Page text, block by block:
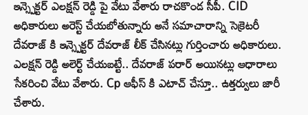
ఇన్స్పెక్టర్ ఎలక్షన్ రెడ్డి పై వేటు వేశారు రాచకొండ సీపీ. CID
అధికారులు అరెస్ట్ చేయబోతున్నారు అనే సమాచారాన్ని సెక్రెటరీ
దేవరాజ్ కి ఇన్స్పెక్టర్ దేవరాజ్ లీక్ చేసినట్లు గుర్తించారు అధికారులు.
ఎలక్షన్ రెడ్డి అలెర్ట్ చేయబట్టే.. దేవరాజ్ పరార్ అయినట్లు ఆధారాలు
సేకరించి వేటు వేశారు. Cp ఆఫీస్ కి ఎటాచ్ చేస్తూ.. ఉత్తర్వులు జారీ
చేశారు.